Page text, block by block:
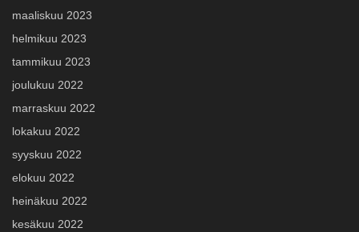
maaliskuu 2023
helmikuu 2023
tammikuu 2023
joulukuu 2022
marraskuu 2022
lokakuu 2022
syyskuu 2022
elokuu 2022
heinäkuu 2022
kesäkuu 2022